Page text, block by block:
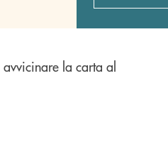
avvicinare la carta al